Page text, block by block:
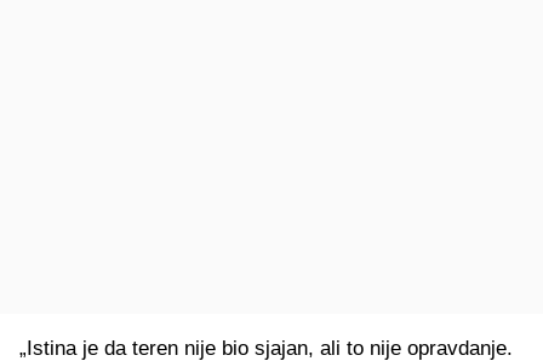
„Istina je da teren nije bio sjajan, ali to nije opravdanje.